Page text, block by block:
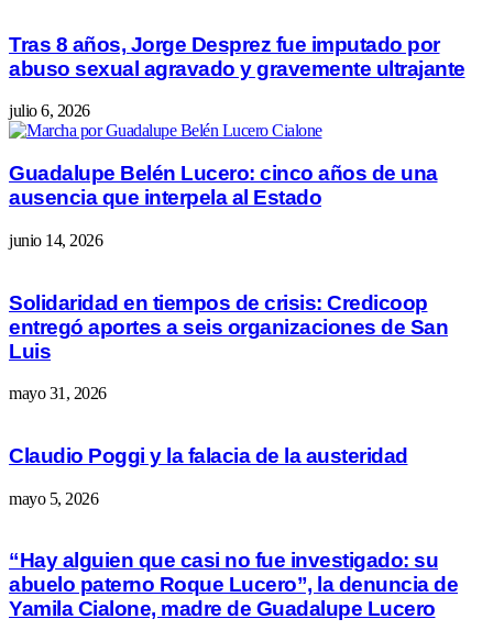
Tras 8 años, Jorge Desprez fue imputado por
abuso sexual agravado y gravemente ultrajante
julio 6, 2026
Guadalupe Belén Lucero: cinco años de una
ausencia que interpela al Estado
junio 14, 2026
Solidaridad en tiempos de crisis: Credicoop
entregó aportes a seis organizaciones de San
Luis
mayo 31, 2026
Claudio Poggi y la falacia de la austeridad
mayo 5, 2026
“Hay alguien que casi no fue investigado: su
abuelo paterno Roque Lucero”, la denuncia de
Yamila Cialone, madre de Guadalupe Lucero